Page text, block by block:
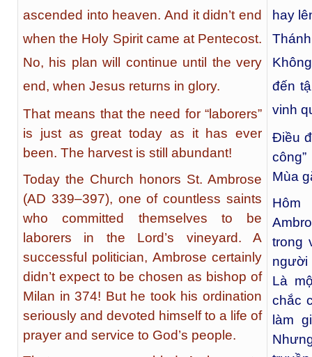
ascended into heaven. And it didn’t end
when the Holy Spirit came at Pentecost.
No, his plan will continue until the very
end, when Jesus returns in glory.
That means that the need for “laborers”
is just as great today as it has ever
been. The harvest is still abundant!
Today the Church honors St. Ambrose
(AD 339–397), one of countless saints
who committed themselves to be
laborers in the Lord’s vineyard. A
successful politician, Ambrose certainly
didn’t expect to be chosen as bishop of
Milan in 374! But he took his ordination
seriously and devoted himself to a life of
prayer and service to God’s people.
hay
đến
vinh
Điều
Mùa
trong
người
Là
chắc
làm